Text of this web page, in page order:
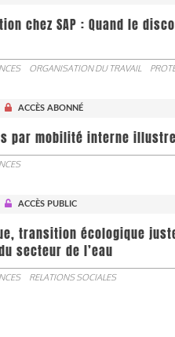
chez SAP : Quand le
ORGANISATION DU TRAVAIL
ACCÈS ABONNÉ
par mobilité interne
ACCÈS PUBLIC
transition écologique
secteur de l’eau
RELATIONS SOCIALES